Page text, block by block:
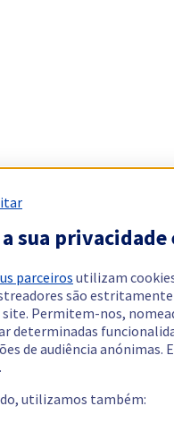
sua
parceiros utilizam
são estritamente
Permitem-nos,
determinadas
de audiência anónimas.
utilizamos também: